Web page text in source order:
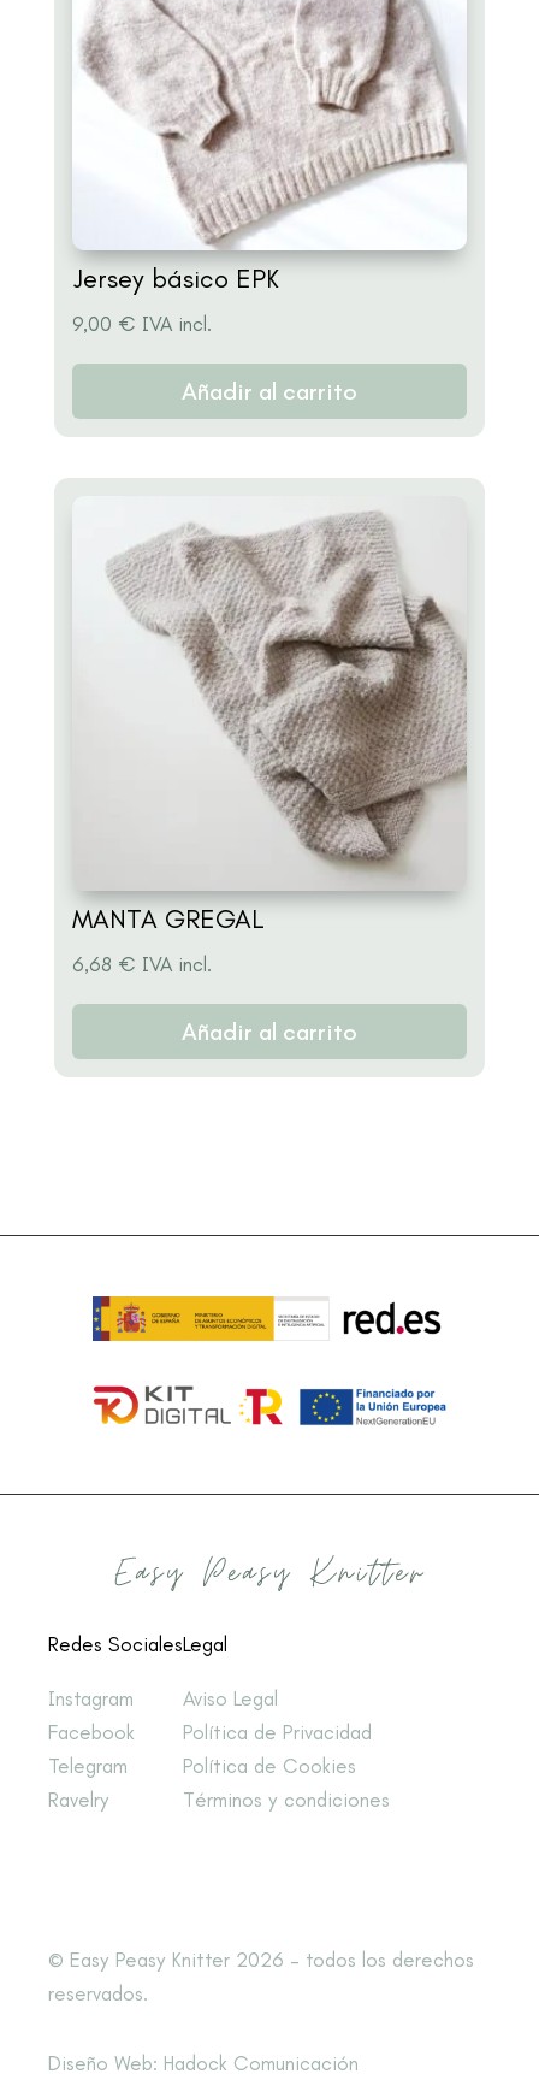
Jersey básico EPK
9,00 € IVA incl.
Añadir al carrito
MANTA GREGAL
6,68 € IVA incl.
Añadir al carrito
Redes Sociales
Instagram
Facebook
Telegram
Ravelry
Legal
Aviso Legal
Política de Privacidad
Política de Cookies
Términos y condiciones
© Easy Peasy Knitter 2026 – todos los derechos
reservados.
Diseño Web: Hadock Comunicación